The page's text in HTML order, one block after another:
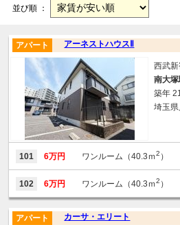
並び順 ：
アーネストハウスⅡ
アパート
西武新
南大
築年
埼玉
101 6万円 ワンルーム（40.3ｍ2 ）
102 6万円 ワンルーム（40.3ｍ2 ）
カーサ・エリート
アパート